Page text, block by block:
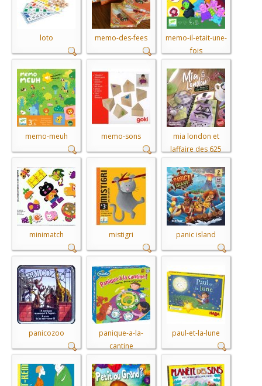
loto memo-des-fees
memo-il-etait-une-
fois
memo-meuh memo-sons
mia london et
laffaire des 625
minimatch mistigri panic island
panicozoo
panique-a-la-
cantine
paul-et-la-lune